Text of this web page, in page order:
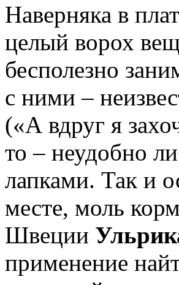
Наверняка в
целый ворох
бесполезно
с ними –
(«А вдруг я
то – неудобно
лапками. Так и
месте, моль
Швеции
применение